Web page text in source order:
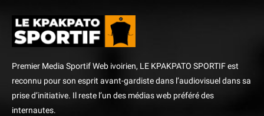
Premier Media Sportif Web ivoirien, LE KPAKPATO SPORTIF est
reconnu pour son esprit avant-gardiste dans l’audiovisuel dans sa
prise d’initiative. Il reste l’un des médias web préféré des
internautes.